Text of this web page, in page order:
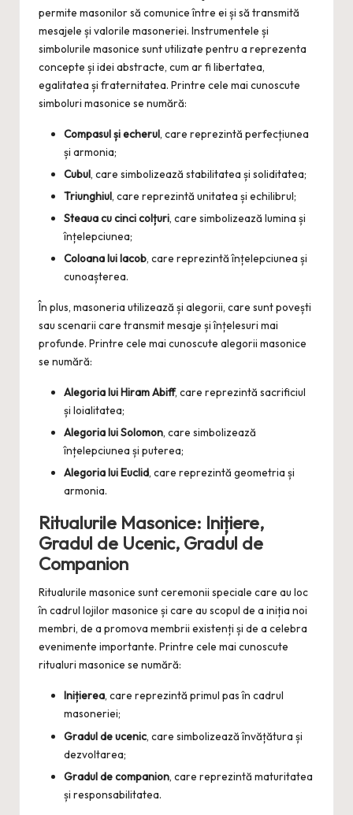
permite masonilor să comunice între ei și să transmită
mesajele și valorile masoneriei. Instrumentele și
simbolurile masonice sunt utilizate pentru a reprezenta
concepte și idei abstracte, cum ar fi libertatea,
egalitatea și fraternitatea. Printre cele mai cunoscute
simboluri masonice se numără:
Compasul și echerul, care reprezintă perfecțiunea
și armonia;
Cubul, care simbolizează stabilitatea și soliditatea;
Triunghiul, care reprezintă unitatea și echilibrul;
Steaua cu cinci colțuri, care simbolizează lumina și
înțelepciunea;
Coloana lui Iacob, care reprezintă înțelepciunea și
cunoașterea.
În plus, masoneria utilizează și alegorii, care sunt povești
sau scenarii care transmit mesaje și înțelesuri mai
profunde. Printre cele mai cunoscute alegorii masonice
se numără:
Alegoria lui Hiram Abiff, care reprezintă sacrificiul
și loialitatea;
Alegoria lui Solomon, care simbolizează
înțelepciunea și puterea;
Alegoria lui Euclid, care reprezintă geometria și
armonia.
Ritualurile Masonice: Inițiere,
Gradul de Ucenic, Gradul de
Companion
Ritualurile masonice sunt ceremonii speciale care au loc
în cadrul lojilor masonice și care au scopul de a iniția noi
membri, de a promova membrii existenți și de a celebra
evenimente importante. Printre cele mai cunoscute
ritualuri masonice se numără:
Inițierea, care reprezintă primul pas în cadrul
masoneriei;
Gradul de ucenic, care simbolizează învățătura și
dezvoltarea;
Gradul de companion, care reprezintă maturitatea
și responsabilitatea.